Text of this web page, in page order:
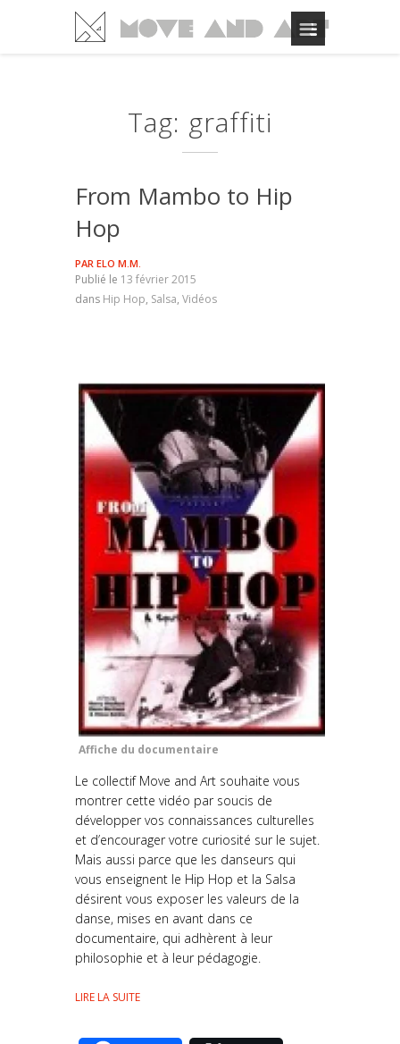
Tag: graffiti
From Mambo to Hip
Hop
PAR ELO M.M.
Publié le 13 février 2015
dans Hip Hop, Salsa, Vidéos
Affiche du documentaire
Le collectif Move and Art souhaite vous
montrer cette vidéo par soucis de
développer vos connaissances culturelles
et d’encourager votre curiosité sur le sujet.
Mais aussi parce que les danseurs qui
vous enseignent le Hip Hop et la Salsa
désirent vous exposer les valeurs de la
danse, mises en avant dans ce
documentaire, qui adhèrent à leur
philosophie et à leur pédagogie.
LIRE LA SUITE